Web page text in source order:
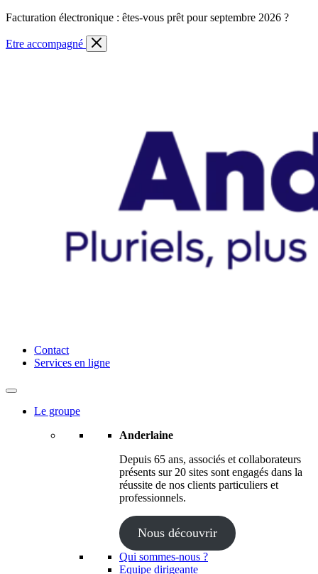
Skip
content
Facturation électronique : êtes-vous prêt pour septembre 2026 ?
Etre accompagné
Anderlaine | Conseil – Expert comptable – Avocat – Audit
Contact
Services en ligne
Le groupe
Anderlaine
Depuis 65 ans, associés et collaborateurs
présents sur 20 sites sont engagés dans la
réussite de nos clients particuliers et
professionnels.
Nous découvrir
Qui sommes-nous ?
Equipe dirigeante